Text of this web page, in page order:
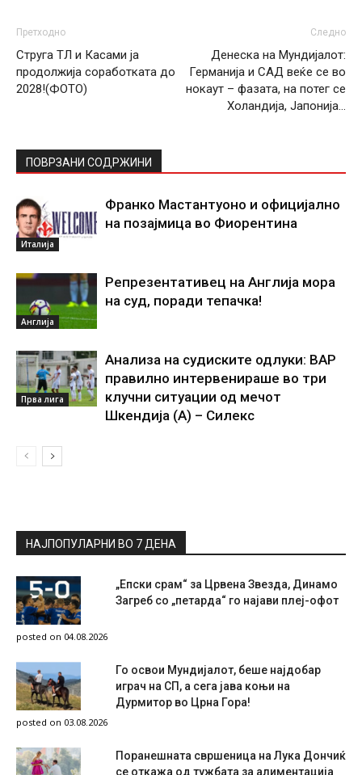
Претходно
Струга ТЛ и Касами ја
продолжија соработката до
2028!(ФОТО)
Следно
Денеска на Мундијалот:
Германија и САД веќе се во
нокаут – фазата, на потег се
Холандија, Јапонија…
ПОВРЗАНИ СОДРЖИНИ
Италија
Франко Мастантуоно и официјално
на позајмица во Фиорентина
Англија
Репрезентативец на Англија мора
на суд, поради тепачка!
Прва лига
Анализа на судиските одлуки: ВАР
правилно интервенираше во три
клучни ситуации од мечот
Шкендија (А) – Силекс
НАЈПОПУЛАРНИ ВО 7 ДЕНА
„Епски срам“ за Црвена Звезда, Динамо
Загреб со „петарда“ го најави плеј-офот
posted on 04.08.2026
Го освои Мундијалот, беше најдобар
играч на СП, а сега јава коњи на
Дурмитор во Црна Гора!
posted on 03.08.2026
Поранешната свршеница на Лука Дончиќ
се откажа од тужбата за алиментација